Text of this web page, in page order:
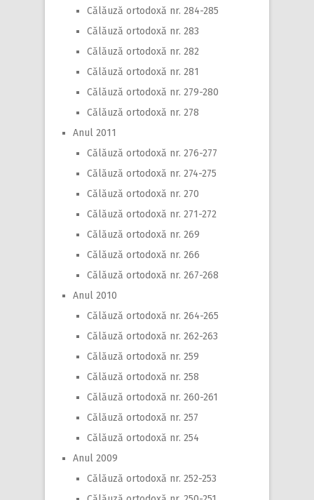
Călăuză ortodoxă nr. 284-285
Călăuză ortodoxă nr. 283
Călăuză ortodoxă nr. 282
Călăuză ortodoxă nr. 281
Călăuză ortodoxă nr. 279-280
Călăuză ortodoxă nr. 278
Anul 2011
Călăuză ortodoxă nr. 276-277
Călăuză ortodoxă nr. 274-275
Călăuză ortodoxă nr. 270
Călăuză ortodoxă nr. 271-272
Călăuză ortodoxă nr. 269
Călăuză ortodoxă nr. 266
Călăuză ortodoxă nr. 267-268
Anul 2010
Călăuză ortodoxă nr. 264-265
Călăuză ortodoxă nr. 262-263
Călăuză ortodoxă nr. 259
Călăuză ortodoxă nr. 258
Călăuză ortodoxă nr. 260-261
Călăuză ortodoxă nr. 257
Călăuză ortodoxă nr. 254
Anul 2009
Călăuză ortodoxă nr. 252-253